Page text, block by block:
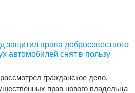
защитил права добросовестного
автомобилей снят в пользу
гражданское дело,
прав нового владельца